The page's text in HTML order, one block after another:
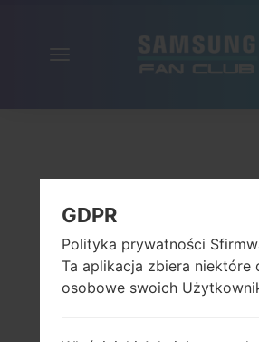
GDPR
Polityka prywatności
Ta aplikacja zbiera niektóre
osobowe swoich